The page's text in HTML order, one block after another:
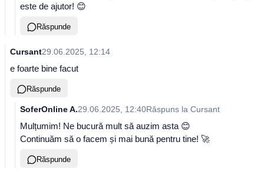
este de ajutor! 😊
Răspunde
Cursant29.06.2025, 12:14
e foarte bine facut
Răspunde
SoferOnline A.29.06.2025, 12:40Răspuns la Cursant
Mulțumim! Ne bucură mult să auzim asta 😊
Continuăm să o facem și mai bună pentru tine! 🚀
Răspunde